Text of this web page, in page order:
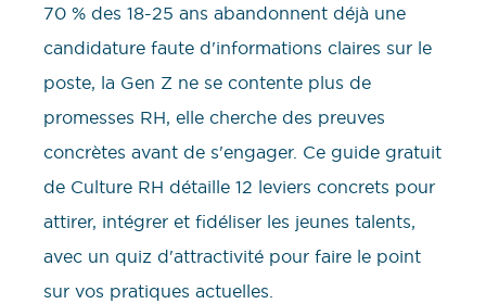
70 % des 18-25 ans abandonnent déjà une
candidature faute d'informations claires sur le
poste, la Gen Z ne se contente plus de
promesses RH, elle cherche des preuves
concrètes avant de s'engager. Ce guide gratuit
de Culture RH détaille 12 leviers concrets pour
attirer, intégrer et fidéliser les jeunes talents,
avec un quiz d'attractivité pour faire le point
sur vos pratiques actuelles.